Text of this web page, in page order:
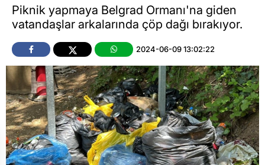
Piknik yapmaya Belgrad Ormanı'na giden
vatandaşlar arkalarında çöp dağı bırakıyor.
2024-06-09 13:02:22